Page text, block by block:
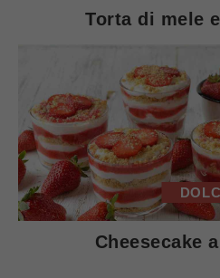
Torta di mele
Cheesecake